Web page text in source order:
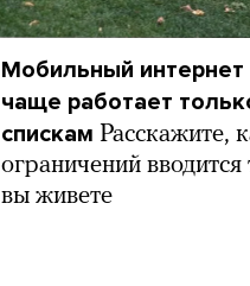
Мобильный интернет
чаще работает
спискам Расскажите,
ограничений вводится
вы живете